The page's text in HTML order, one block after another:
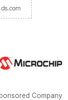
Company